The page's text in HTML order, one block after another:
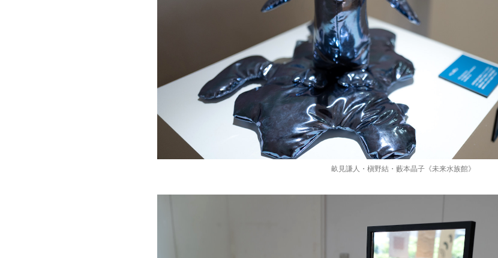
畝見謙人・槇野結・藪本晶子《未来水族館》